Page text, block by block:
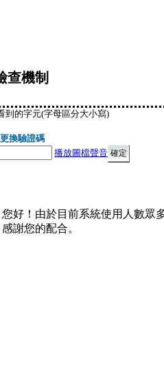
查機制
到的字元(字母區分大小寫)
更換驗證碼
播放圖檔聲音
好！由於目前系統使用人數眾
謝您的配合。